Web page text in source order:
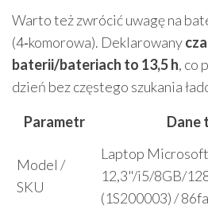
Warto też zwrócić uwagę na
(4‑komorowa). Deklarowany
baterii/bateriach to 13,5 h, co
dzień bez częstego szukania
Parametr
Dane
Model /
SKU
Laptop Microsoft
12,3"/i5/8GB/
(1S200003) /